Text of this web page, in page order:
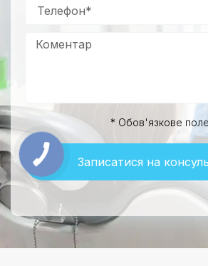
* Обов'язкове поле
Записатися на